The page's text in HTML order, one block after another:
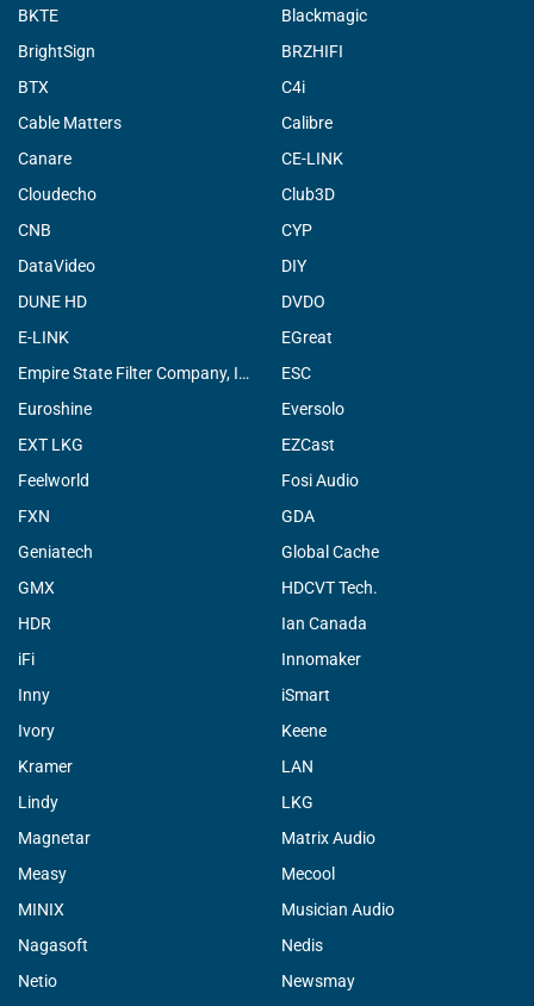
BKTE
Blackmagic
BrightSign
BRZHIFI
BTX
C4i
Cable Matters
Calibre
Canare
CE-LINK
Cloudecho
Club3D
CNB
CYP
DataVideo
DIY
DUNE HD
DVDO
E-LINK
EGreat
Empire State Filter Company, INC.
ESC
Euroshine
Eversolo
EXT LKG
EZCast
Feelworld
Fosi Audio
FXN
GDA
Geniatech
Global Cache
GMX
HDCVT Tech.
HDR
Ian Canada
iFi
Innomaker
Inny
iSmart
Ivory
Keene
Kramer
LAN
Lindy
LKG
Magnetar
Matrix Audio
Measy
Mecool
MINIX
Musician Audio
Nagasoft
Nedis
Netio
Newsmay